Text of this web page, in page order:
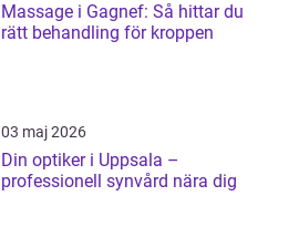
Massage i Gagnef: Så hittar du
rätt behandling för kroppen
03 maj 2026
Din optiker i Uppsala –
professionell synvård nära dig